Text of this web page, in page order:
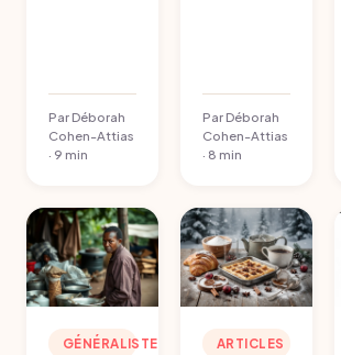
Par Déborah
Cohen-Attias
· 9 min
Par Déborah
Cohen-Attias
· 8 min
GÉNÉRALISTE ARTICLES